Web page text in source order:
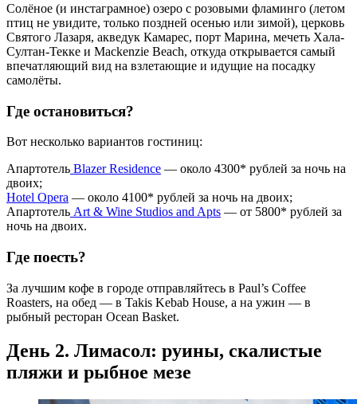
Солёное (и инстаграмное) озеро с розовыми фламинго (летом
птиц не увидите, только поздней осенью или зимой), церковь
Святого Лазаря, акведук Камарес, порт Марина, мечеть Хала-
Султан-Текке и Mackenzie Beach, откуда открывается самый
впечатляющий вид на взлетающие и идущие на посадку
самолёты.
Где остановиться?
Вот несколько вариантов гостиниц:
Апартотель Blazer Residence — около 4300* рублей за ночь на
двоих;
Hotel Opera — около 4100* рублей за ночь на двоих;
Апартотель Art & Wine Studios and Apts — от 5800* рублей за
ночь на двоих.
Где поесть?
За лучшим кофе в городе отправляйтесь в Paul’s Coffee
Roasters, на обед — в Takis Kebab House, а на ужин — в
рыбный ресторан Ocean Basket.
День 2. Лимасол: руины, скалистые
пляжи и рыбное мезе